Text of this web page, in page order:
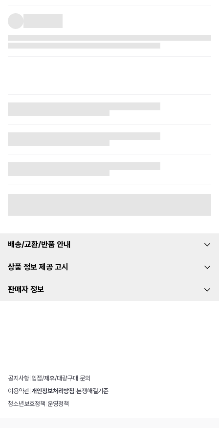
배송/교환/반품 안내
상품 정보 제공 고시
판매자 정보
공지사항 입점/제휴/대량구매 문의
이용약관 개인정보처리방침 분쟁해결기준
청소년보호정책 운영정책